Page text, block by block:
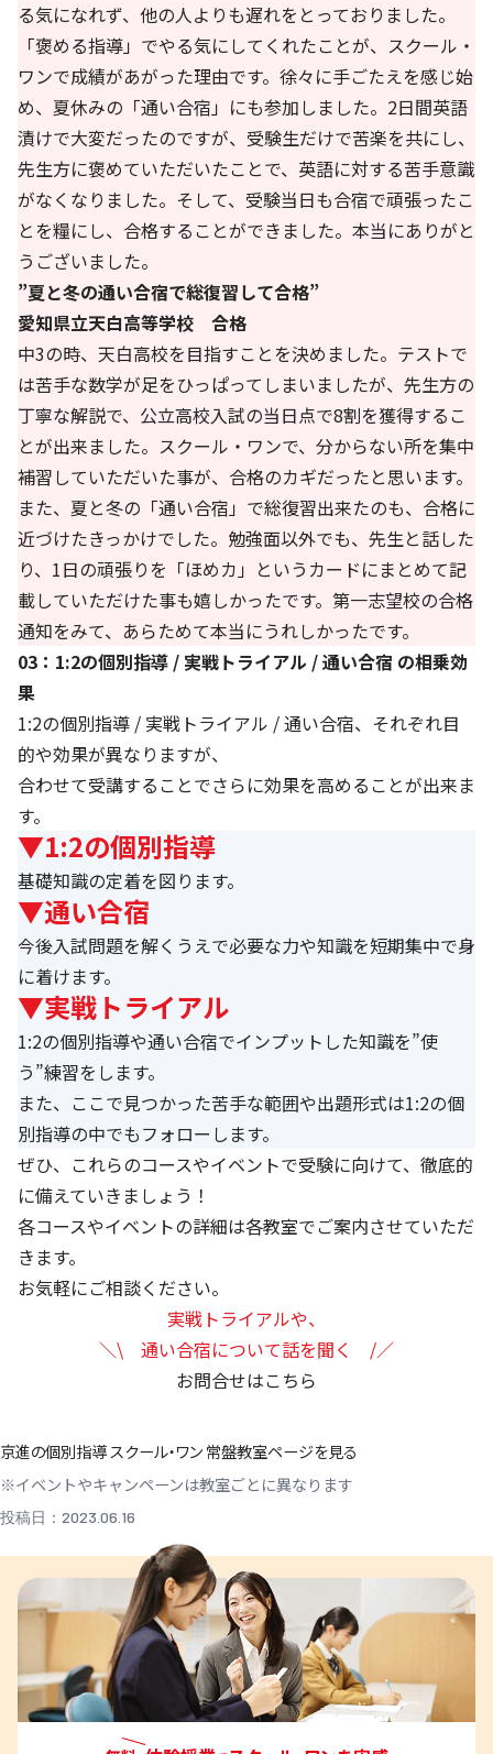
る気になれず、他の人よりも遅れをとっておりました。
「褒める指導」でやる気にしてくれたことが、スクール・
ワンで成績があがった理由です。徐々に手ごたえを感じ始
め、夏休みの「通い合宿」にも参加しました。2日間英語
漬けで大変だったのですが、受験生だけで苦楽を共にし、
先生方に褒めていただいたことで、英語に対する苦手意識
がなくなりました。そして、受験当日も合宿で頑張ったこ
とを糧にし、合格することができました。本当にありがと
うございました。
”夏と冬の通い合宿で総復習して合格”
愛知県立天白高等学校 合格
中3の時、天白高校を目指すことを決めました。テストで
は苦手な数学が足をひっぱってしまいましたが、先生方の
丁寧な解説で、公立高校入試の当日点で8割を獲得するこ
とが出来ました。スクール・ワンで、分からない所を集中
補習していただいた事が、合格のカギだったと思います。
また、夏と冬の「通い合宿」で総復習出来たのも、合格に
近づけたきっかけでした。勉強面以外でも、先生と話した
り、1日の頑張りを「ほめカ」というカードにまとめて記
載していただけた事も嬉しかったです。第一志望校の合格
通知をみて、あらためて本当にうれしかったです。
03：1:2の個別指導 / 実戦トライアル / 通い合宿 の相乗効
果
1:2の個別指導 / 実戦トライアル / 通い合宿、それぞれ目
的や効果が異なりますが、
合わせて受講することでさらに効果を高めることが出来ま
す。
▼1:2の個別指導
基礎知識の定着を図ります。
▼通い合宿
今後入試問題を解くうえで必要な力や知識を短期集中で身
に着けます。
▼実戦トライアル
1:2の個別指導や通い合宿でインプットした知識を”使
う”練習をします。
また、ここで見つかった苦手な範囲や出題形式は1:2の個
別指導の中でもフォローします。
ぜひ、これらのコースやイベントで受験に向けて、徹底的
に備えていきましょう！
各コースやイベントの詳細は各教室でご案内させていただ
きます。
お気軽にご相談ください。
実戦トライアルや、
＼\ 通い合宿について話を聞く /／
お問合せはこちら
京進の個別指導 スクール・ワン 常盤教室ページを見る
※イベントやキャンペーンは教室ごとに異なります
投稿日：2023.06.16